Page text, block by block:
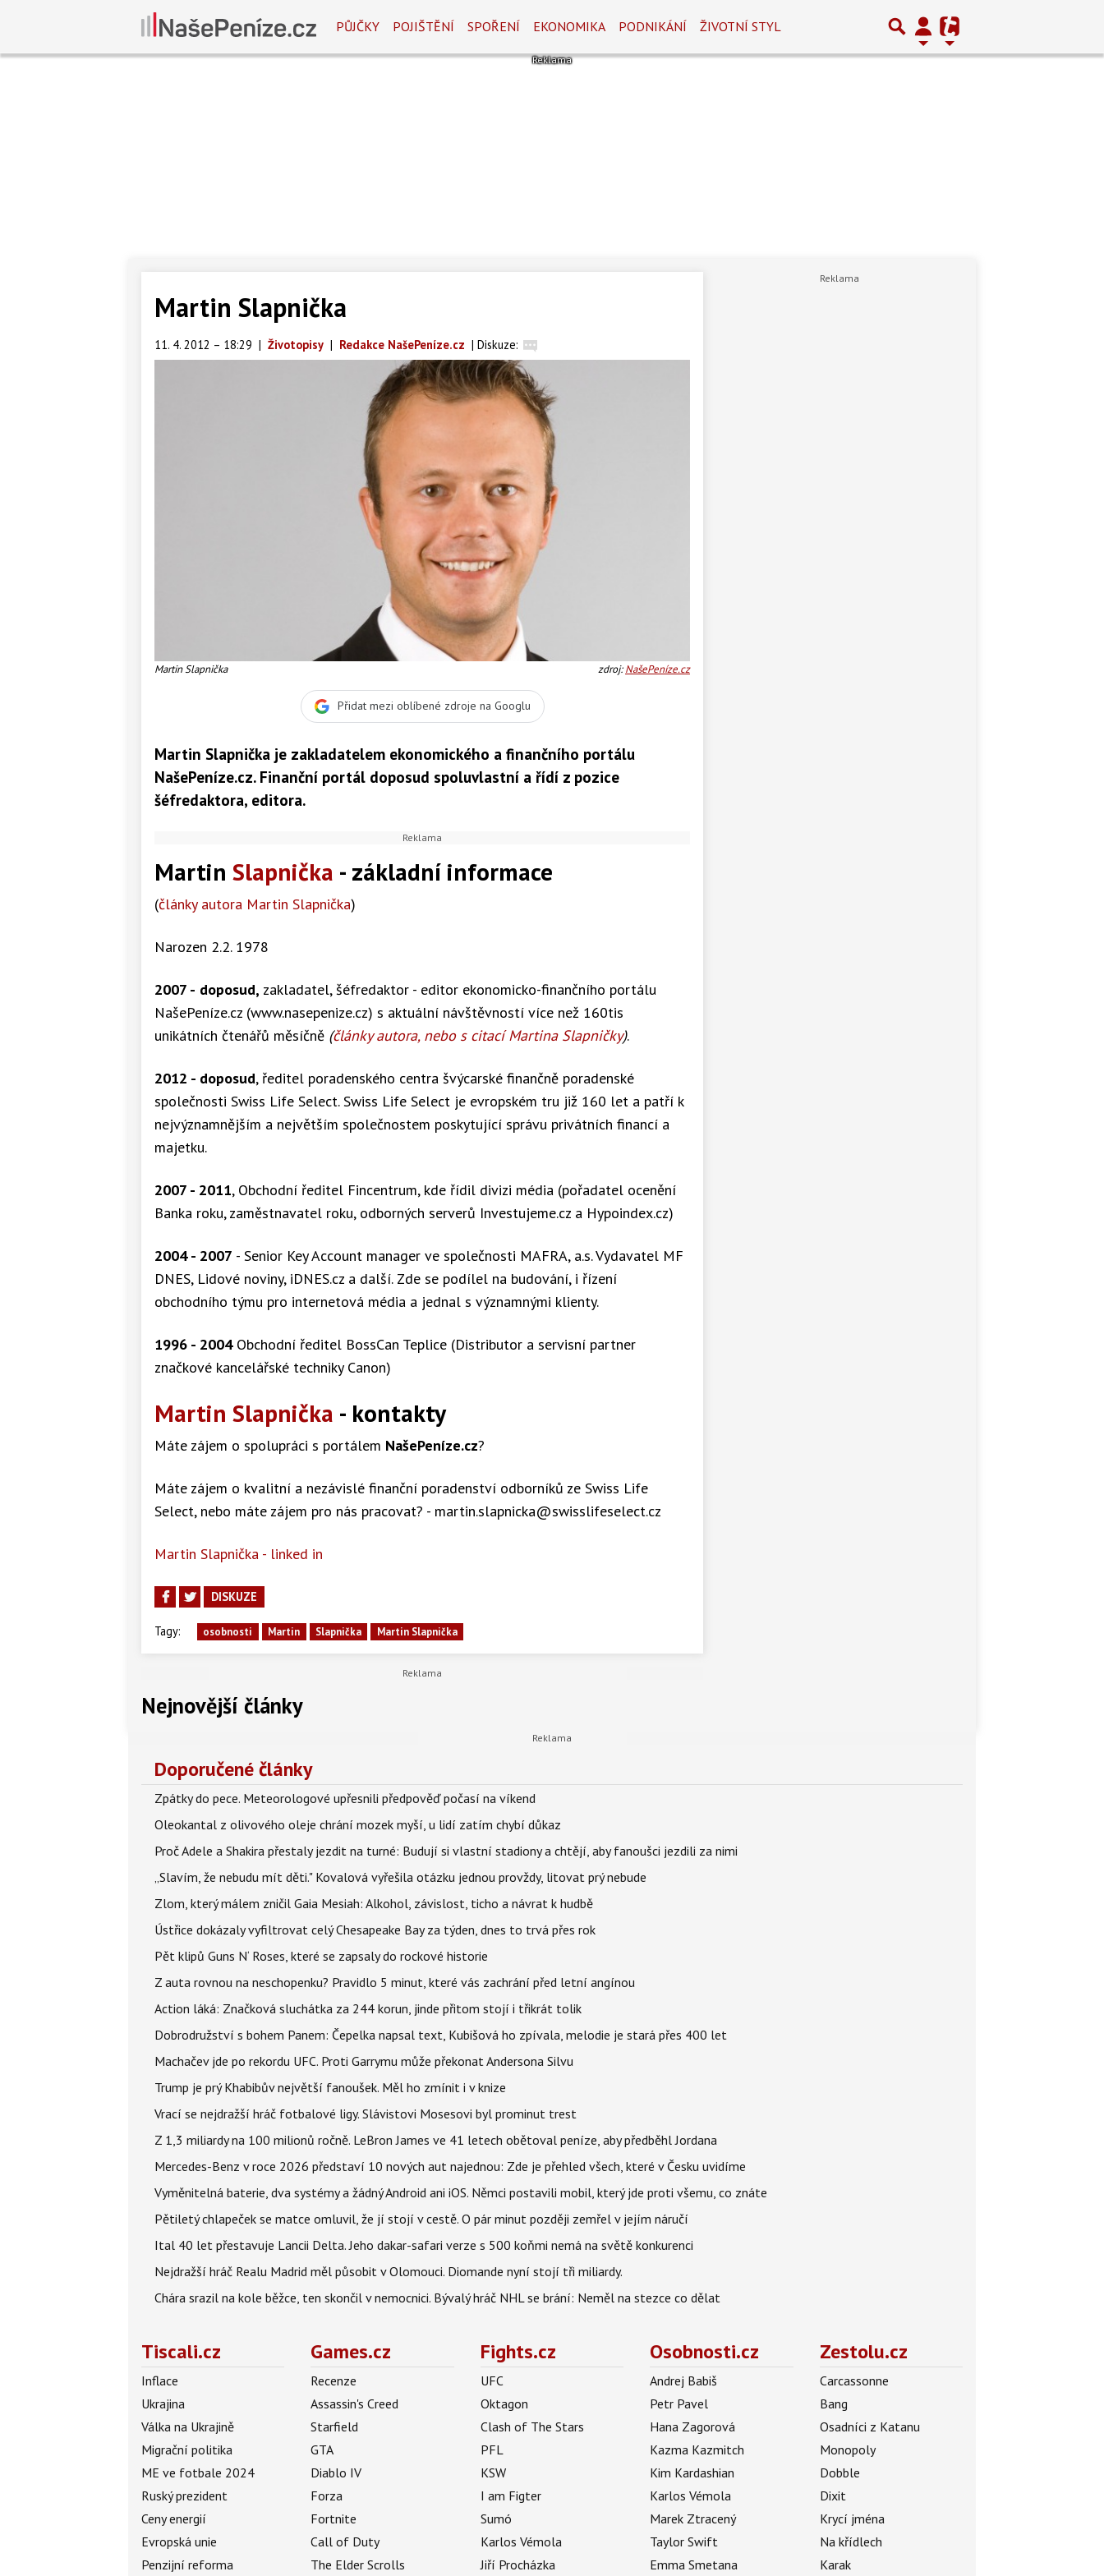
PŮJČKY POJIŠTĚNÍ SPOŘENÍ EKONOMIKA PODNIKÁNÍ ŽIVOTNÍ STYL
Martin Slapnička
11. 4. 2012 – 18:29 | Životopisy | Redakce NašePeníze.cz | Diskuze:
Martin Slapnička zdroj:NašePeníze.cz
Přidat mezi oblíbené zdroje na Googlu
Martin Slapnička je zakladatelem ekonomického a finančního portálu
NašePeníze.cz. Finanční portál doposud spoluvlastní a řídí z pozice
šéfredaktora, editora.
Martin Slapnička - základní informace
(články autora Martin Slapnička)
Narozen 2.2. 1978
2007 - doposud, zakladatel, šéfredaktor - editor ekonomicko-finančního portálu
NašePeníze.cz (www.nasepenize.cz) s aktuální návštěvností více než 160tis
unikátních čtenářů měsíčně (články autora, nebo s citací Martina Slapničky).
2012 - doposud, ředitel poradenského centra švýcarské finančně poradenské
společnosti Swiss Life Select. Swiss Life Select je evropském tru již 160 let a patří k
nejvýznamnějším a největším společnostem poskytující správu privátních financí a
majetku.
2007 - 2011, Obchodní ředitel Fincentrum, kde řídil divizi média (pořadatel ocenění
Banka roku, zaměstnavatel roku, odborných serverů Investujeme.cz a Hypoindex.cz)
2004 - 2007 - Senior Key Account manager ve společnosti MAFRA, a.s. Vydavatel MF
DNES, Lidové noviny, iDNES.cz a další. Zde se podílel na budování, i řízení
obchodního týmu pro internetová média a jednal s významnými klienty.
1996 - 2004Obchodní ředitel BossCan Teplice (Distributor a servisní partner
značkové kancelářské techniky Canon)
Martin Slapnička - kontakty
Máte zájem o spolupráci s portálem NašePeníze.cz?
Máte zájem o kvalitní a nezávislé finanční poradenství odborníků ze Swiss Life
Select, nebo máte zájem pro nás pracovat? - martin.slapnicka@swisslifeselect.cz
Martin Slapnička - linked in
DISKUZE
Tagy: osobnosti Martin Slapnička Martin Slapnička
Nejnovější články
Doporučené články
Zpátky do pece. Meteorologové upřesnili předpověď počasí na víkend
Oleokantal z olivového oleje chrání mozek myší, u lidí zatím chybí důkaz
Proč Adele a Shakira přestaly jezdit na turné: Budují si vlastní stadiony a chtějí, aby fanoušci jezdili za nimi
„Slavím, že nebudu mít děti." Kovalová vyřešila otázku jednou provždy, litovat prý nebude
Zlom, který málem zničil Gaia Mesiah: Alkohol, závislost, ticho a návrat k hudbě
Ústřice dokázaly vyfiltrovat celý Chesapeake Bay za týden, dnes to trvá přes rok
Pět klipů Guns N‘ Roses, které se zapsaly do rockové historie
Z auta rovnou na neschopenku? Pravidlo 5 minut, které vás zachrání před letní angínou
Action láká: Značková sluchátka za 244 korun, jinde přitom stojí i třikrát tolik
Dobrodružství s bohem Panem: Čepelka napsal text, Kubišová ho zpívala, melodie je stará přes 400 let
Machačev jde po rekordu UFC. Proti Garrymu může překonat Andersona Silvu
Trump je prý Khabibův největší fanoušek. Měl ho zmínit i v knize
Vrací se nejdražší hráč fotbalové ligy. Slávistovi Mosesovi byl prominut trest
Z 1,3 miliardy na 100 milionů ročně. LeBron James ve 41 letech obětoval peníze, aby předběhl Jordana
Mercedes-Benz v roce 2026 představí 10 nových aut najednou: Zde je přehled všech, které v Česku uvidíme
Vyměnitelná baterie, dva systémy a žádný Android ani iOS. Němci postavili mobil, který jde proti všemu, co znáte
Pětiletý chlapeček se matce omluvil, že jí stojí v cestě. O pár minut později zemřel v jejím náručí
Ital 40 let přestavuje Lancii Delta. Jeho dakar-safari verze s 500 koňmi nemá na světě konkurenci
Nejdražší hráč Realu Madrid měl působit v Olomouci. Diomande nyní stojí tři miliardy.
Chára srazil na kole běžce, ten skončil v nemocnici. Bývalý hráč NHL se brání: Neměl na stezce co dělat
Tiscali.cz
Inflace
Ukrajina
Válka na Ukrajině
Migrační politika
ME ve fotbale 2024
Ruský prezident
Ceny energií
Evropská unie
Penzijní reforma
Games.cz
Recenze
Assassin's Creed
Starfield
GTA
Diablo IV
Forza
Fortnite
Call of Duty
The Elder Scrolls
Fights.cz
UFC
Oktagon
Clash of The Stars
PFL
KSW
I am Figter
Sumó
Karlos Vémola
Jiří Procházka
Osobnosti.cz
Andrej Babiš
Petr Pavel
Hana Zagorová
Kazma Kazmitch
Kim Kardashian
Karlos Vémola
Marek Ztracený
Taylor Swift
Emma Smetana
Zestolu.cz
Carcassonne
Bang
Osadníci z Katanu
Monopoly
Dobble
Dixit
Krycí jména
Na křídlech
Karak